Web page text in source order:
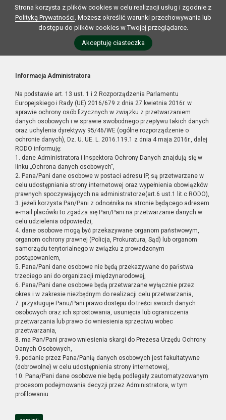
Strona korzysta z plików cookies w celu realizacji usług i zgodnie z
Polityką Prywatności. Możesz określić warunki przechowywania lub
dostępu do plików cookies w Twojej przeglądarce.
Akceptuję ciasteczka
Informacja Administratora
Na podstawie art. 13 ust. 1 i 2 Rozporządzenia Parlamentu
Europejskiego i Rady (UE) 2016/679 z dnia 27 kwietnia 2016r. w
sprawie ochrony osób fizycznych w związku z przetwarzaniem
danych osobowych i w sprawie swobodnego przepływu takich danych
oraz uchylenia dyrektywy 95/46/WE (ogólne rozporządzenie o
ochronie danych), Dz. U. UE. L. 2016.119.1 z dnia 4 maja 2016r., dalej
RODO informuję:
1. dane Administratora i Inspektora Ochrony Danych znajdują się w
linku „Ochrona danych osobowych”,
2. Pana/Pani dane osobowe w postaci adresu IP, są przetwarzane w
celu udostępniania strony internetowej oraz wypełnienia obowiązków
prawnych spoczywających na administratorze(art.6 ust.1 lit.c RODO),
3. jeżeli korzysta Pan/Pani z odnośnika na stronie będącego adresem
e-mail placówki to zgadza się Pan/Pani na przetwarzanie danych w
celu udzielenia odpowiedzi,
4. dane osobowe mogą być przekazywane organom państwowym,
organom ochrony prawnej (Policja, Prokuratura, Sąd) lub organom
samorządu terytorialnego w związku z prowadzonym
postępowaniem,
5. Pana/Pani dane osobowe nie będą przekazywane do państwa
trzeciego ani do organizacji międzynarodowej,
6. Pana/Pani dane osobowe będą przetwarzane wyłącznie przez
okres i w zakresie niezbędnym do realizacji celu przetwarzania,
7. przysługuje Panu/Pani prawo dostępu do treści swoich danych
osobowych oraz ich sprostowania, usunięcia lub ograniczenia
przetwarzania lub prawo do wniesienia sprzeciwu wobec
przetwarzania,
8. ma Pan/Pani prawo wniesienia skargi do Prezesa Urzędu Ochrony
Danych Osobowych,
9. podanie przez Pana/Panią danych osobowych jest fakultatywne
(dobrowolne) w celu udostępnienia strony internetowej,
10. Pana/Pani dane osobowe nie będą podlegały zautomatyzowanym
procesom podejmowania decyzji przez Administratora, w tym
profilowaniu.